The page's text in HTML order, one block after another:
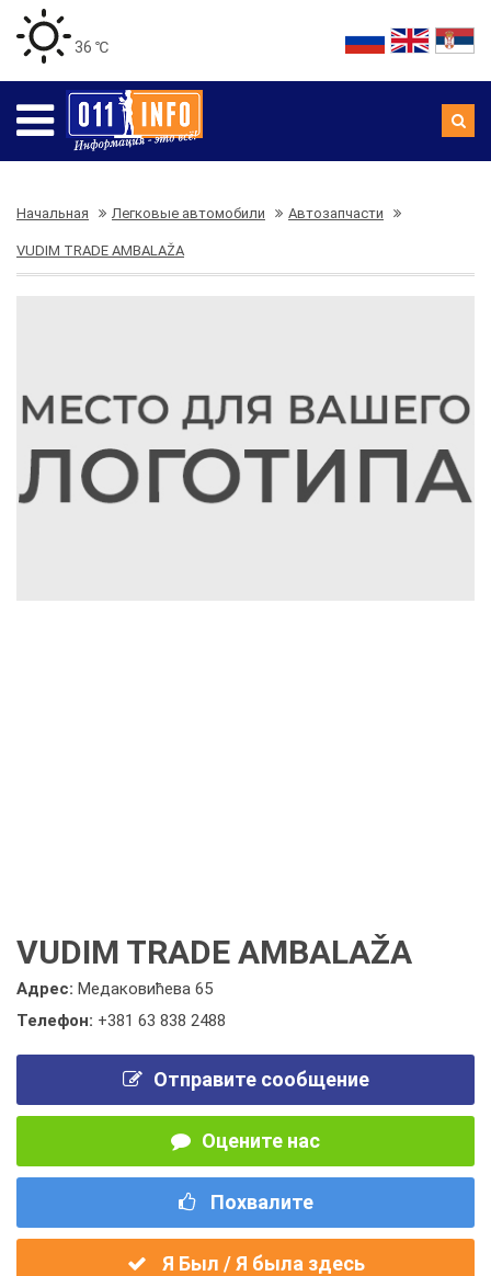
36 ℃
Начальная Легковые автомобили Автозапчасти
VUDIM TRADE AMBALAŽA
VUDIM TRADE AMBALAŽA
Адрес: Медаковићева 65
Телефон: +381 63 838 2488
Отправите сообщение
Оцените нас
Похвалите
Я Был / Я была здесь